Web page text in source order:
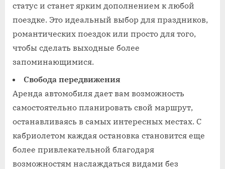
статус и станет ярким дополнением к любой
поездке. Это идеальный выбор для праздников,
романтических поездок или просто для того,
чтобы сделать выходные более
запоминающимися.
Свобода передвижения
Аренда автомобиля дает вам возможность
самостоятельно планировать свой маршрут,
останавливаясь в самых интересных местах. С
кабриолетом каждая остановка становится еще
более привлекательной благодаря
возможностям наслаждаться видами без